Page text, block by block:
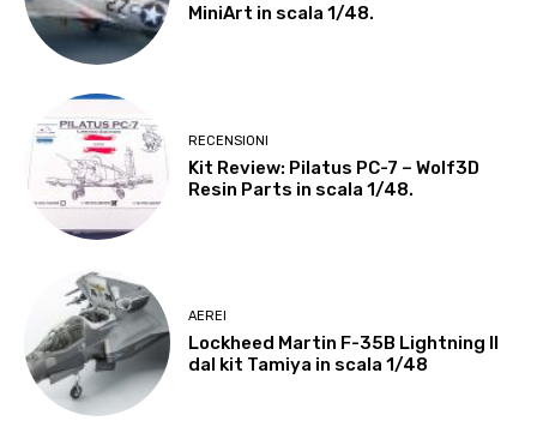
MiniArt in scala 1/48.
RECENSIONI
Kit Review: Pilatus PC-7 – Wolf3D
Resin Parts in scala 1/48.
AEREI
Lockheed Martin F-35B Lightning II
dal kit Tamiya in scala 1/48